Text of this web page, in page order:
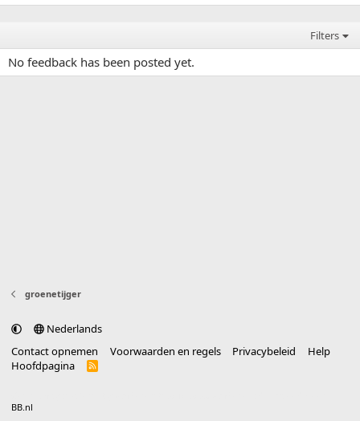
Filters
No feedback has been posted yet.
groenetijger
Nederlands
Contact opnemen
Voorwaarden en regels Privacybeleid
Help
Hoofdpagina
R
BB.nl